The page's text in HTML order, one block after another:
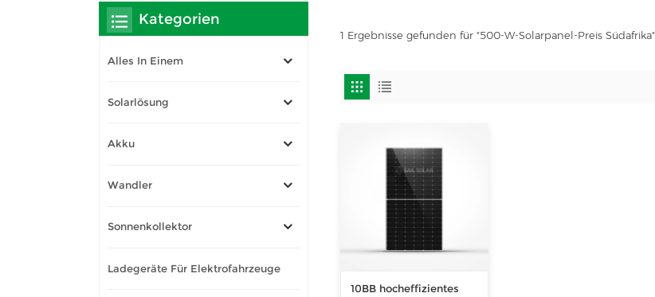
1 Ergebnisse gefunden für "500-W-Solarpanel-Preis Südafrika"
10BB hocheffizientes
Kategorien
Alles In Einem
Solarlösung
Akku
Wandler
Sonnenkollektor
Ladegeräte Für Elektrofahrzeuge